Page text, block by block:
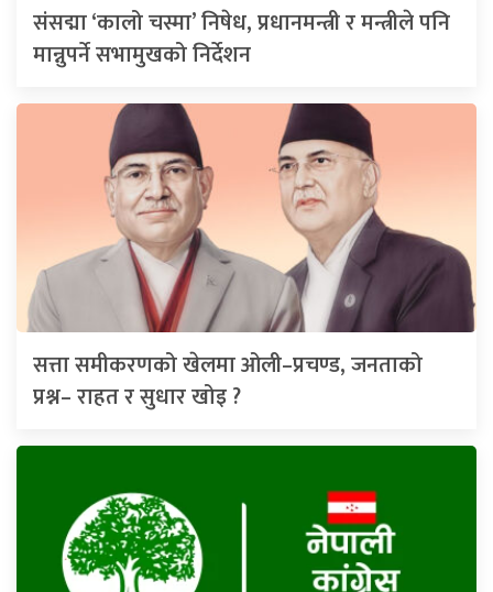
संसद्मा ‘कालो चस्मा’ निषेध, प्रधानमन्त्री र मन्त्रीले पनि
मान्नुपर्ने सभामुखको निर्देशन
सत्ता समीकरणको खेलमा ओली–प्रचण्ड, जनताको
प्रश्न– राहत र सुधार खोइ ?